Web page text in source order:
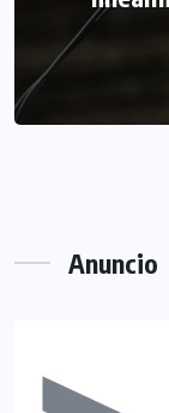
Anuncio